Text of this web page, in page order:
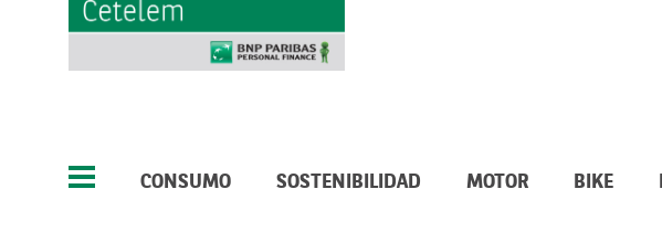
CONSUMO SOSTENIBILIDAD MOTOR BIKE